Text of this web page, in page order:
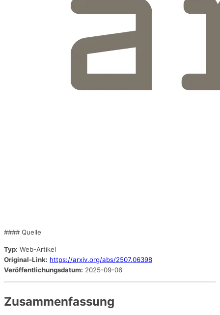
#### Quelle
Typ: Web-Artikel
Original-Link: https://arxiv.org/abs/2507.06398
Veröffentlichungsdatum: 2025-09-06
Zusammenfassung